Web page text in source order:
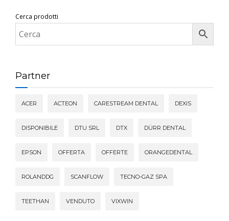
Cerca prodotti
Partner
ACER ACTEON CARESTREAM DENTAL DEXIS
DISPONIBILE DTU SRL DTX DÜRR DENTAL
EPSON OFFERTA OFFERTE ORANGEDENTAL
ROLANDDG SCANFLOW TECNO-GAZ SPA
TEETHAN VENDUTO VIXWIN